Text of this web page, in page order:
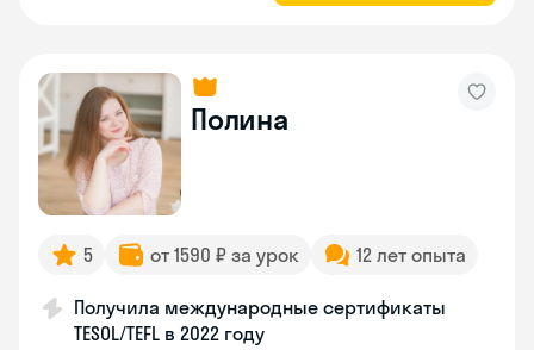
Полина
5 от 1590 ₽ за урок 12 лет опыта
Получила международные сертификаты
TESOL/TEFL в 2022 году